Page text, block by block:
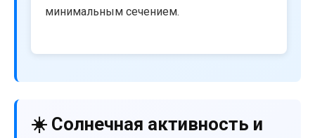
минимальным сечением.
☀️ Солнечная активность и